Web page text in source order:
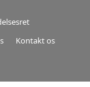
Kontakt os